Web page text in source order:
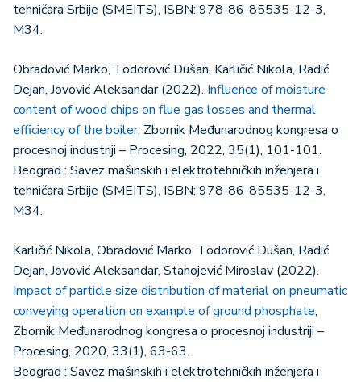
tehničara Srbije (SMEITS), ISBN: 978-86-85535-12-3,
M34.
Obradović Marko, Todorović Dušan, Karličić Nikola, Radić
Dejan, Jovović Aleksandar (2022). Influence of moisture
content of wood chips on flue gas losses and thermal
efficiency of the boiler, Zbornik Međunarodnog kongresa o
procesnoj industriji – Procesing, 2022, 35(1), 101-101.
Beograd : Savez mašinskih i elektrotehničkih inženjera i
tehničara Srbije (SMEITS), ISBN: 978-86-85535-12-3,
M34.
Karličić Nikola, Obradović Marko, Todorović Dušan, Radić
Dejan, Jovović Aleksandar, Stanojević Miroslav (2022).
Impact of particle size distribution of material on pneumatic
conveying operation on example of ground phosphate,
Zbornik Međunarodnog kongresa o procesnoj industriji –
Procesing, 2020, 33(1), 63-63.
Beograd : Savez mašinskih i elektrotehničkih inženjera i